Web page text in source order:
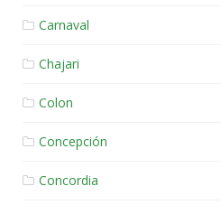
Carnaval
Chajari
Colon
Concepción
Concordia